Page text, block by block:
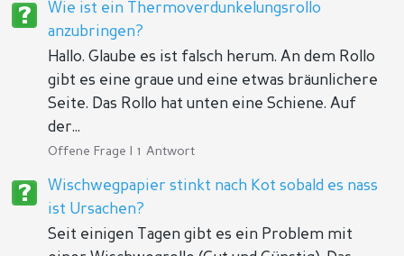
Wie ist ein Thermoverdunkelungsrollo
anzubringen?
Hallo. Glaube es ist falsch herum. An dem Rollo
gibt es eine graue und eine etwas bräunlichere
Seite. Das Rollo hat unten eine Schiene. Auf
der...
Offene Frage | 1 Antwort
Wischwegpapier stinkt nach Kot sobald es nass
ist Ursachen?
Seit einigen Tagen gibt es ein Problem mit